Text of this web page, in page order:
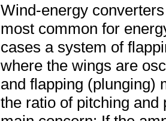
Wind-energy
most common for
cases a system of
where the wings are
and flapping (plunging)
the ratio of pitching